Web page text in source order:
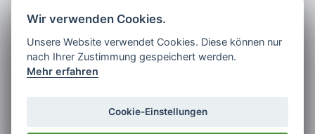
Widerrufsbelehrung
Golf Brothers.de
Neuheiten
Wir verwenden Cookies.
Unsere Website verwendet Cookies. Diese können nur
nach Ihrer Zustimmung gespeichert werden.
Mehr erfahren
Cookie-Einstellungen